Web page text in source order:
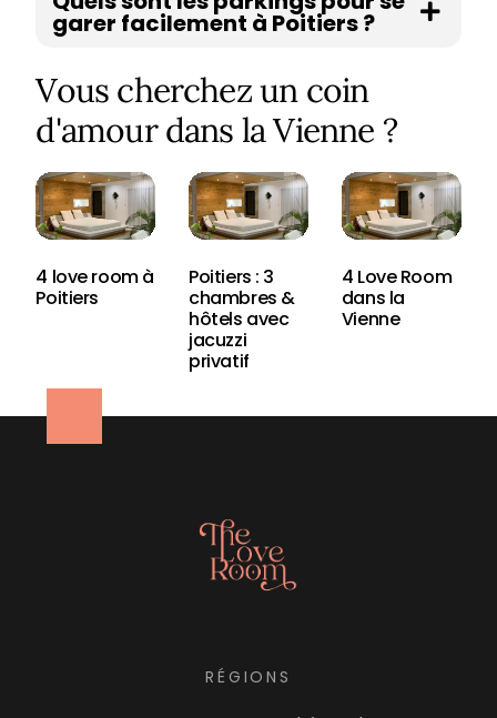
garer facilement à Poitiers ?
Vous cherchez un coin
d'amour dans la Vienne ?
4 love room à
Poitiers
Poitiers : 3
chambres &
hôtels avec
jacuzzi
privatif
4 Love Room
dans la
Vienne
RÉGIONS